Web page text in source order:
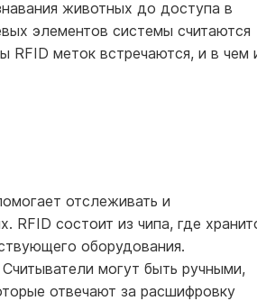
животных до доступа в
элементов системы считаются
RFID меток встречаются, и в чем
отслеживать и
состоит из чипа, где
оборудования.
могут быть ручными,
отвечают за расшифровку